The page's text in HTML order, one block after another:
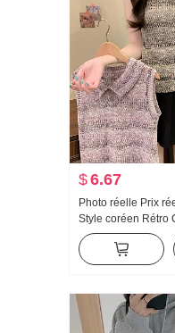
$6.67
Photo réelle Prix
Style coréen Rétro
Décontracté Sans
Amincissant Tricoté
Femme